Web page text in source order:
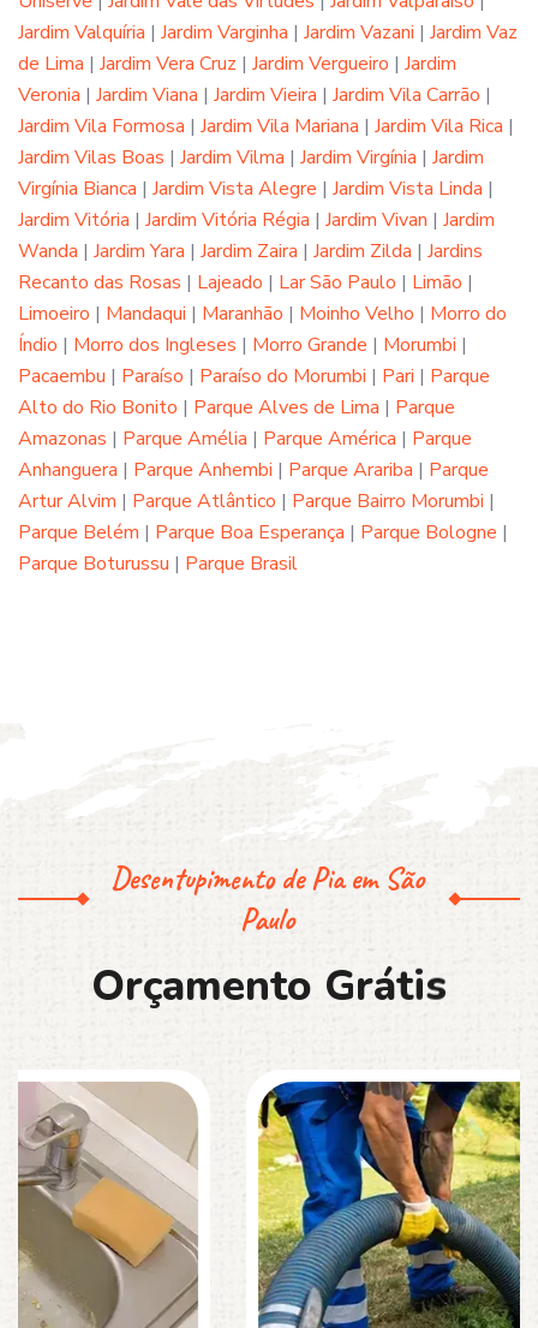
Jardim Valquíria | Jardim Varginha | Jardim Vazani | Jardim Vaz
de Lima | Jardim Vera Cruz | Jardim Vergueiro | Jardim
Veronia | Jardim Viana | Jardim Vieira | Jardim Vila Carrão |
Jardim Vila Formosa | Jardim Vila Mariana | Jardim Vila Rica |
Jardim Vilas Boas | Jardim Vilma | Jardim Virgínia | Jardim
Virgínia Bianca | Jardim Vista Alegre | Jardim Vista Linda |
Jardim Vitória | Jardim Vitória Régia | Jardim Vivan | Jardim
Wanda | Jardim Yara | Jardim Zaira | Jardim Zilda | Jardins
Recanto das Rosas | Lajeado | Lar São Paulo | Limão |
Limoeiro | Mandaqui | Maranhão | Moinho Velho | Morro do
Índio | Morro dos Ingleses | Morro Grande | Morumbi |
Pacaembu | Paraíso | Paraíso do Morumbi | Pari | Parque
Alto do Rio Bonito | Parque Alves de Lima | Parque
Amazonas | Parque Amélia | Parque América | Parque
Anhanguera | Parque Anhembi | Parque Arariba | Parque
Artur Alvim | Parque Atlântico | Parque Bairro Morumbi |
Parque Belém | Parque Boa Esperança | Parque Bologne |
Parque Boturussu | Parque Brasil
Desentupimento de Pia em São
Paulo
Orçamento Grátis